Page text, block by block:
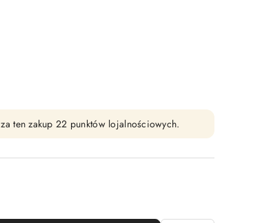
ten zakup 22 punktów lojalnościowych.